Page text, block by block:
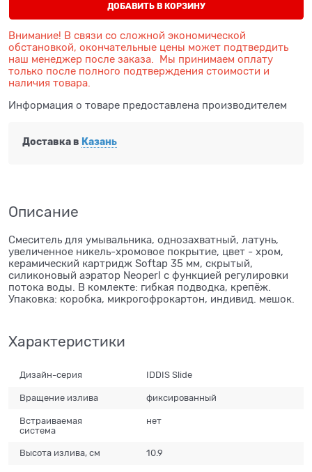
ДОБАВИТЬ В КОРЗИНУ
Внимание! В связи со сложной экономической
обстановкой, окончательные цены может подтвердить
наш менеджер после заказа. Мы принимаем оплату
только после полного подтверждения стоимости и
наличия товара.
Информация о товаре предоставлена производителем
Доставка в Казань
Описание
Смеситель для умывальника, однозахватный, латунь,
увеличенное никель-хромовое покрытие, цвет - хром,
керамический картридж Softap 35 мм, скрытый,
силиконовый аэратор Neoperl с функцией регулировки
потока воды. В комлекте: гибкая подводка, крепёж.
Упаковка: коробка, микрогофрокартон, индивид. мешок.
Характеристики
Дизайн-серия IDDIS Slide
Вращение излива фиксированный
Встраиваемая
система
нет
Высота излива, см 10.9